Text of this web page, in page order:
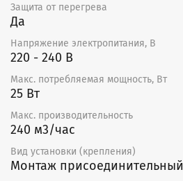
Защита от перегрева
Да
Напряжение электропитания, В
220 - 240 В
Макс. потребляемая мощность, Вт
25 Вт
Макс. производительность
240 м3/час
Вид установки (крепления)
Монтаж присоединительный